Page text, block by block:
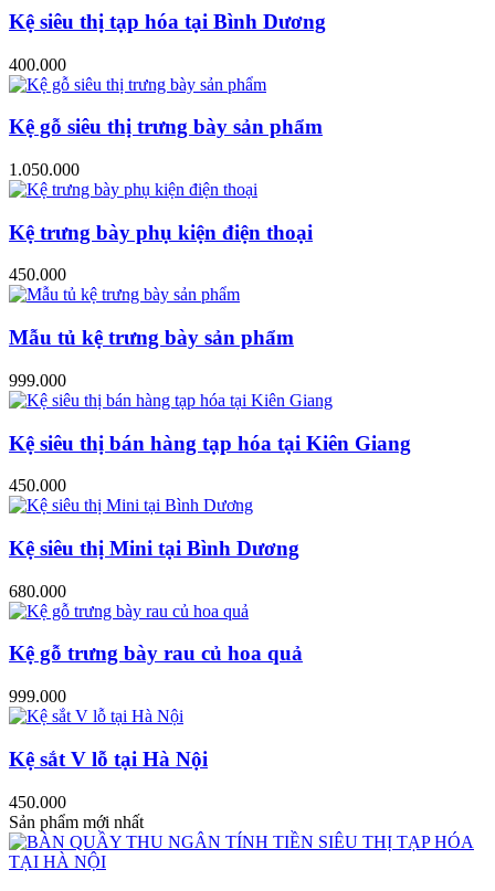
Kệ siêu thị tạp hóa tại Bình Dương
400.000
Kệ gỗ siêu thị trưng bày sản phẩm
1.050.000
Kệ trưng bày phụ kiện điện thoại
450.000
Mẫu tủ kệ trưng bày sản phẩm
999.000
Kệ siêu thị bán hàng tạp hóa tại Kiên Giang
450.000
Kệ siêu thị Mini tại Bình Dương
680.000
Kệ gỗ trưng bày rau củ hoa quả
999.000
Kệ sắt V lỗ tại Hà Nội
450.000
Sản phẩm mới nhất